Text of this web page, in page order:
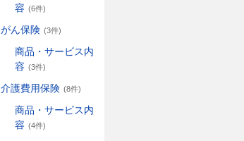
容 (6件)
がん保険 (3件)
商品・サービス内
容 (3件)
介護費用保険 (8件)
商品・サービス内
容 (4件)